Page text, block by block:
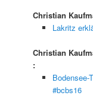
Christian
Lakritz
Christian
:
Bodensee-
#bcbs16